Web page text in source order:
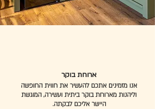
ארוחת בוקר
אנו מזמינים אתכם להעשיר את חווית החופשה
וליהנות מארוחת בוקר ביתית ועשירה, המוגשת
היישר אליכם לבקתה.